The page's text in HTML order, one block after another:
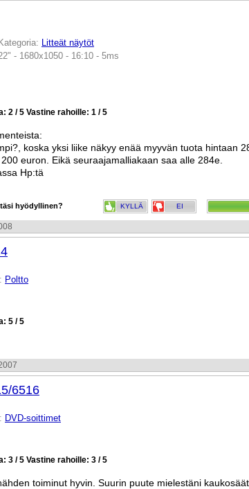
Kategoria: Litteät näytöt
- 1680x1050 - 16:10 - 5ms
2 / 5 Vastine rahoille: 1 / 5
koska yksi liike näkyy enää myyvän tuota hintaan
euron. Eikä seuraajamalliakaan saa alle 284e.
Hp:tä
hyödyllinen? KYLLÄ EI
Poltto
5 / 5
6516
DVD-soittimet
3 / 5 Vastine rahoille: 3 / 5
toiminut hyvin. Suurin puute mielestäni